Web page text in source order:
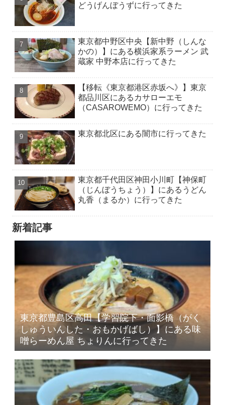
どうげんぼうずに行ってきた
東京都中野区中央【新中野（しんな
かの）】にある横浜家系ラーメン 武
蔵家 中野本店に行ってきた
【移転《東京都港区赤坂へ》】東京
都品川区にあるカサローエモ
（CASAROWEMO）に行ってきた
東京都北区にある闇市に行ってきた
東京都千代田区神田小川町【神保町
（じんぼうちょう）】にあるうどん
丸香（まるか）に行ってきた
新着記事
東京都豊島区高田【学習院下・面影橋（がく
しゅういんした・おもかげばし）】にある味
噌らーめん屋 ちょりんに行ってきた